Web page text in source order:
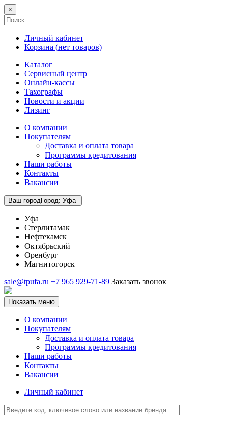
×
Личный кабинет
Корзина (нет товаров)
Каталог
Сервисный центр
Онлайн-кассы
Тахографы
Новости и акции
Лизинг
О компании
Покупателям
Доставка и оплата товара
Программы кредитования
Наши работы
Контакты
Вакансии
Ваш городГород: Уфа
Уфа
Стерлитамак
Нефтекамск
Октябрьский
Оренбург
Магнитогорск
sale@tpufa.ru +7 965 929-71-89 Заказать звонок
Показать меню
О компании
Покупателям
Доставка и оплата товара
Программы кредитования
Наши работы
Контакты
Вакансии
Личный кабинет